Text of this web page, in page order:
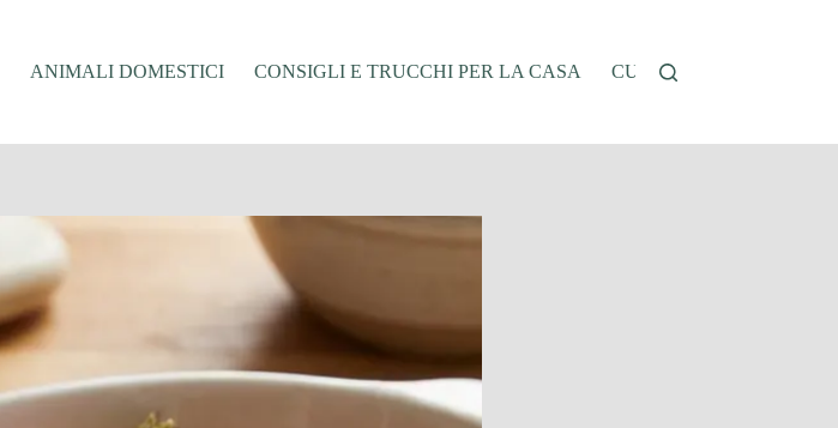
ANIMALI DOMESTICI CONSIGLI E TRUCCHI PER LA CASA CUCINA E RICETTE